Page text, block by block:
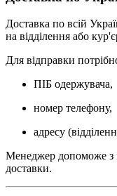
Доставка по всій
на відділення або
Для відправки
ПІБ одержувача,
номер телефону,
адресу
Менеджер допоможе з
доставки.